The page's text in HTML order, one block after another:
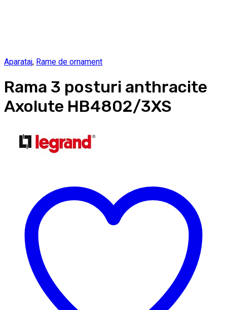
Aparataj, Rame de ornament
Rama 3 posturi anthracite
Axolute HB4802/3XS